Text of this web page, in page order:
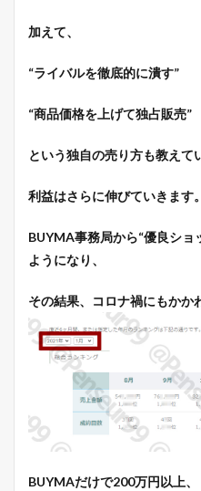
加えて、
“ライバルを徹底的に潰す”
“商品価格を上げて独占販売”
という独自の売り方も教えて
利益はさらに伸びていきます。
BUYMA事務局から“優良ショ
ようになり、
その結果、コロナ禍にもかか
BUYMAだけで200万円以上、